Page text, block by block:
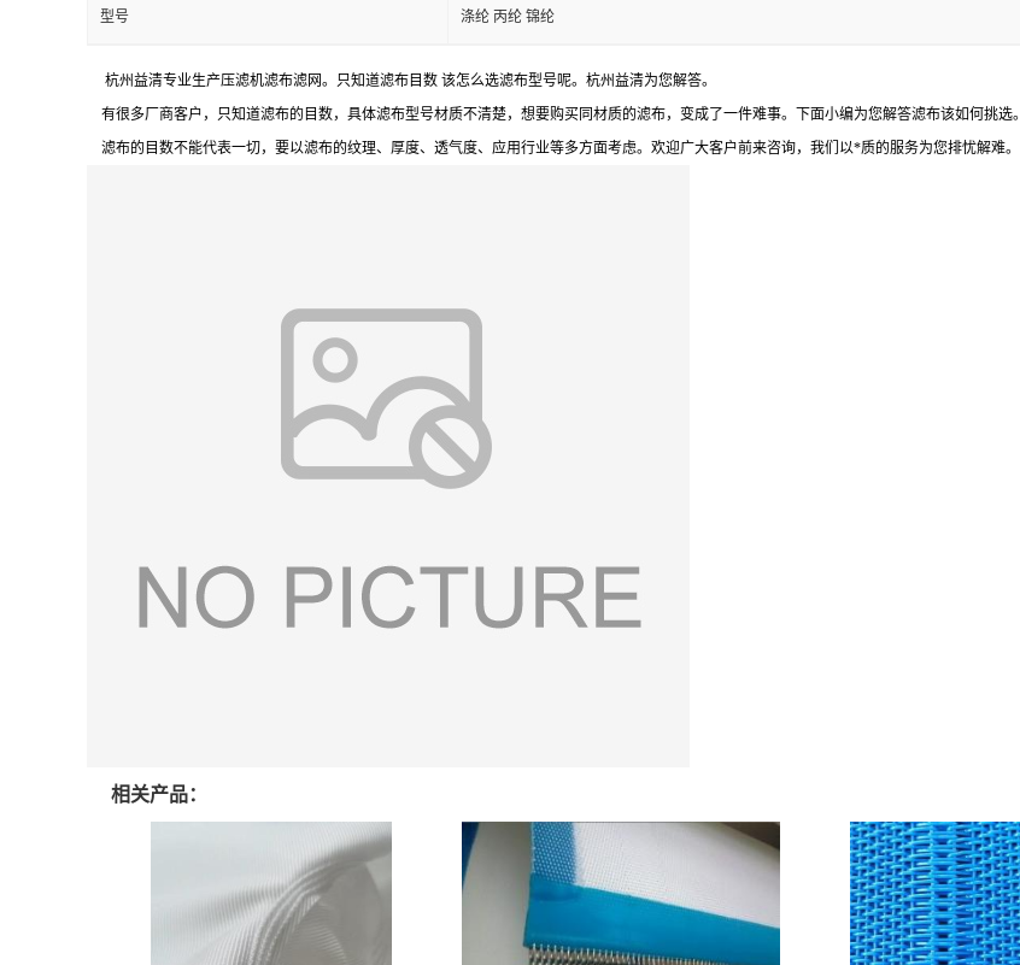
型号 涤纶 丙纶 锦纶
杭州益清专业生产压滤机滤布滤网。只知道滤布目数 该怎么选滤布型号呢。杭州益清为您解答。
有很多厂商客户，只知道滤布的目数，具体滤布型号材质不清楚，想要购买同材质的滤布，变成了一件难事。下面小编为您解答滤布该如何挑选。
滤布的目数不能代表一切，要以滤布的纹理、厚度、透气度、应用行业等多方面考虑。欢迎广大客户前来咨询，我们以*质的服务为您排忧解难。
相关产品：